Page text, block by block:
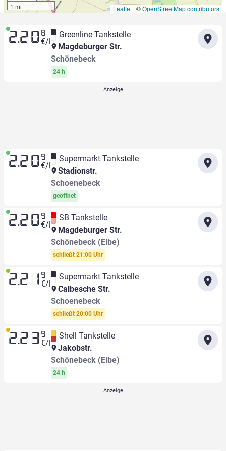
1 mi
Leaflet | ©OpenStreetMap contributors
2.20 8
€/l
Greenline Tankstelle
Magdeburger Str.
Schönebeck
24 h
2.20 9
€/l
Supermarkt Tankstelle
Stadionstr.
Schoenebeck
geöffnet
2.20 9
€/l
SB Tankstelle
Magdeburger Str.
Schönebeck (Elbe)
schließt 21:00 Uhr
2.21 9
€/l
Supermarkt Tankstelle
Calbesche Str.
Schoenebeck
schließt 20:00 Uhr
2.23 9
€/l
Shell Tankstelle
Jakobstr.
Schönebeck (Elbe)
24 h